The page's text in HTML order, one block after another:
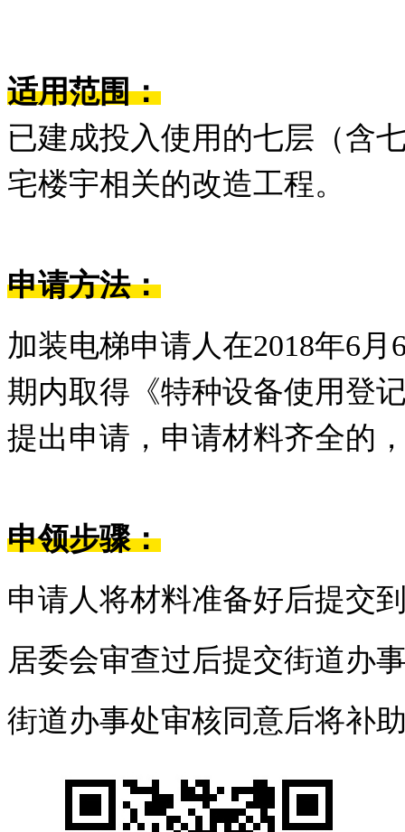
适用范围：
已建成投入使用的七层（含
宅楼宇相关的改造工程。
申请方法：
加装电梯申请人在2018年6
期内取得《特种设备使用登
提出申请，申请材料齐全的
申领步骤：
申请人将材料准备好后提交
居委会审查过后提交街道办
街道办事处审核同意后将补